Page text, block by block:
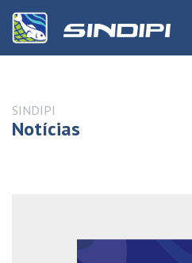
SINDIPI
Notícias